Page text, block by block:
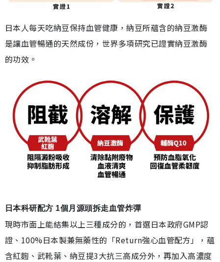
日本人每天吃納豆保持血管健康，納豆所蘊含的納豆激酶
是讓血管暢通的天然成份，世界多項研究已證實納豆激酶
的功效。
日本科研配方 1個月源頭拆走血管炸彈
現時市面上能結集以上三種成分的，首選日本政府GMP認
證、100%日本製兼無藥性的「Return強心血管配方」，蘊
含紅麴、武靴葉、納豆提3大抗三高成分外，再加入高濃度